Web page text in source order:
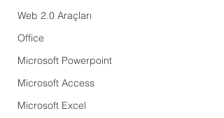
Web 2.0 Araçları
Office
Microsoft Powerpoint
Microsoft Access
Microsoft Excel